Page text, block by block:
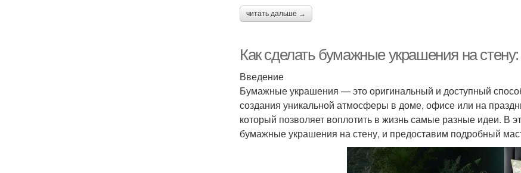
читать дальше →
Как сделать бумажные украшения на
Введение
Бумажные украшения — это оригинальный и доступный
создания уникальной атмосферы в доме, офисе или на
который позволяет воплотить в жизнь самые разные идеи. В
бумажные украшения на стену, и предоставим подробный